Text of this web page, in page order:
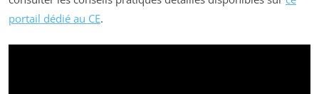
portail dédié au CE.